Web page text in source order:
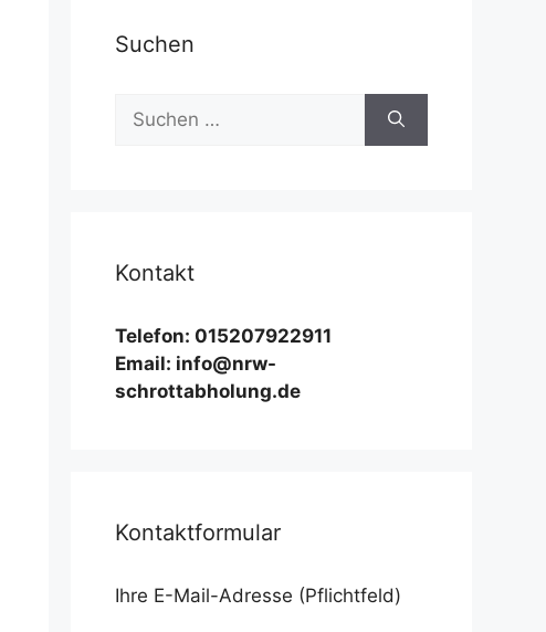
Suchen
Suchen
nach:
Kontakt
Telefon: 015207922911
Email: info@nrw-
schrottabholung.de
Kontaktformular
Ihre E-Mail-Adresse (Pflichtfeld)